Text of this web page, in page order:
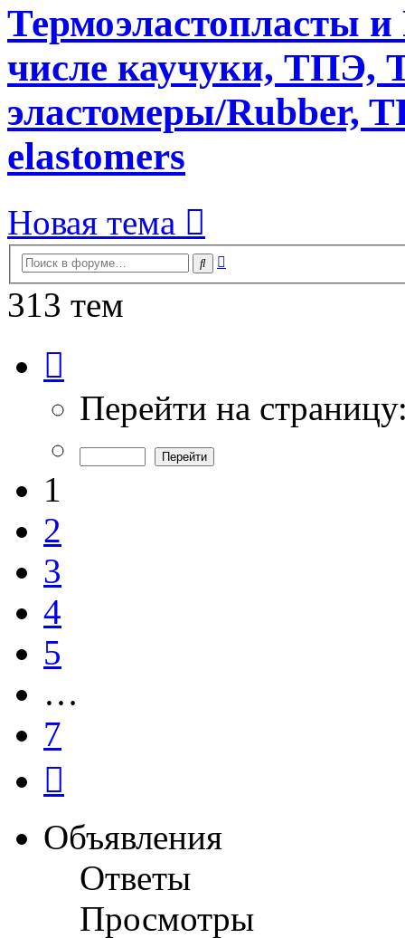
Термоэластопласты
числе каучуки, ТПЭ,
эластомеры/Rubber,
elastomers
Новая тема
Поиск
313 тем
из
Перейти на
1
2
3
4
5
…
7
Объявления
Ответы
Просмотры